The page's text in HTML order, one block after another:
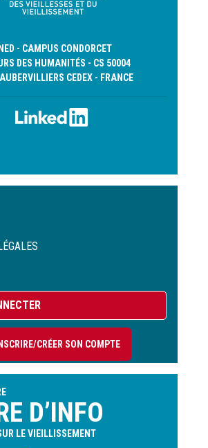
INED - CAMPUS CONDORCET
DES HUMANITÉS - CS 50004
CEDEX - FRANCE
CRÉER SON COMPTE
D’INFO
LE VIEILLISSEMENT